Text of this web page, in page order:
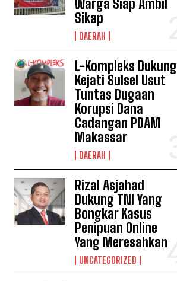
Warga Siap Ambil
Sikap
DAERAH
L-Kompleks Dukung
Kejati Sulsel Usut
Tuntas Dugaan
Korupsi Dana
Cadangan PDAM
Makassar
DAERAH
Rizal Asjahad
Dukung TNI Yang
Bongkar Kasus
Penipuan Online
Yang Meresahkan
UNCATEGORIZED